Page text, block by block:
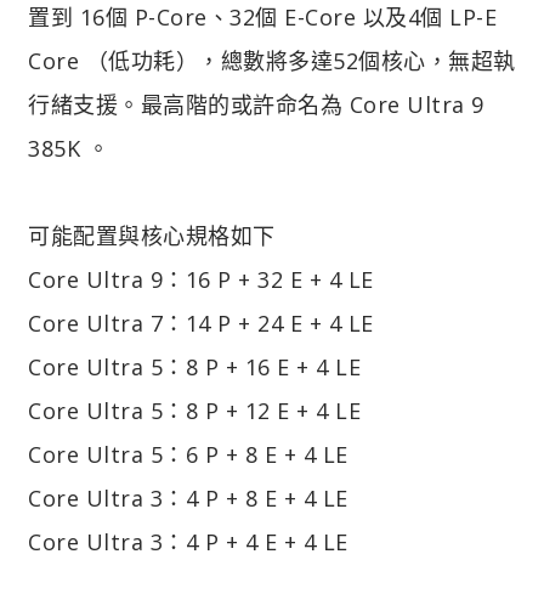
置到 16個 P-Core、32個 E-Core 以及4個 LP-E
Core （低功耗），總數將多達52個核心，無超執
行緒支援。最高階的或許命名為 Core Ultra 9
385K 。
可能配置與核心規格如下
Core Ultra 9：16 P + 32 E + 4 LE
Core Ultra 7：14 P + 24 E + 4 LE
Core Ultra 5：8 P + 16 E + 4 LE
Core Ultra 5：8 P + 12 E + 4 LE
Core Ultra 5：6 P + 8 E + 4 LE
Core Ultra 3：4 P + 8 E + 4 LE
Core Ultra 3：4 P + 4 E + 4 LE